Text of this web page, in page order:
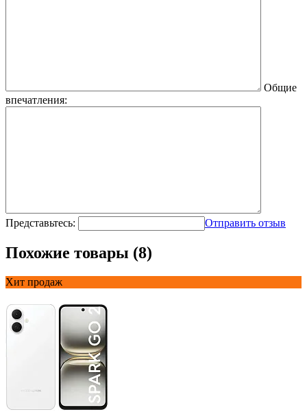
Общие
впечатления:
Представьтесь: Отправить отзыв
Похожие товары (8)
Хит продаж